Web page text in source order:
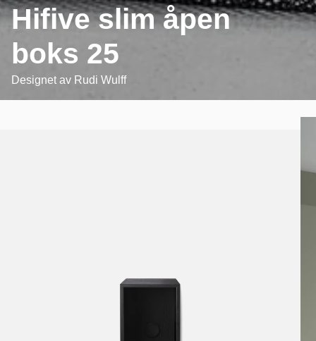
Hifive slim åpen
boks 25
Designet av Rudi Wulff